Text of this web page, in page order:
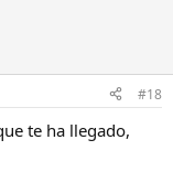
#18
te ha llegado,